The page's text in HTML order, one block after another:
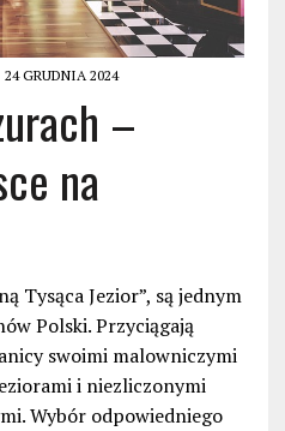
24 GRUDNIA 2024
–
na
Tysąca Jezior”, są jednym
Polski. Przyciągają
swoimi malowniczymi
i niezliczonymi
Wybór odpowiedniego